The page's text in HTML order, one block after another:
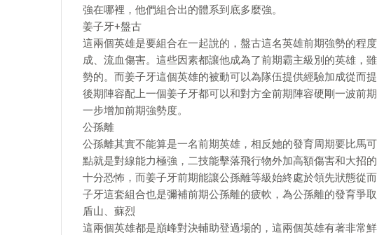
強在哪裡，他們組合出的體系到底多麼強。
姜子牙+盤古
這兩個英雄是要組合在一起說的，盤古這名英雄前期強勢的程
成、流血傷害。這些因素都讓他成為了前期霸主級別的英雄，
勢的。而姜子牙這個英雄的被動可以為隊伍提供經驗加成從而
後期陣容配上一個姜子牙都可以和對方全前期陣容硬剛一波前
一步增加前期強勢度。
公孫離
公孫離其實不能算是一名前期英雄，相反她的發育周期要比馬
點就是對線能力極強，二技能擊落飛行物外加高額傷害和大招
十分恐怖，而姜子牙前期能讓公孫離等級始終處於領先狀態從
子牙這套組合也是彌補前期公孫離的疲軟，為公孫離的發育爭取
盾山、蘇烈
這兩個英雄都是巔峰對決輔助登過場的，這兩個英雄有著非常